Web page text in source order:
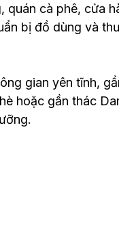
quán cà phê, cửa
bị đồ dùng và
gian yên tĩnh,
hoặc gần thác